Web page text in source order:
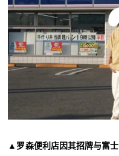
▲罗森便利店因其招牌与富